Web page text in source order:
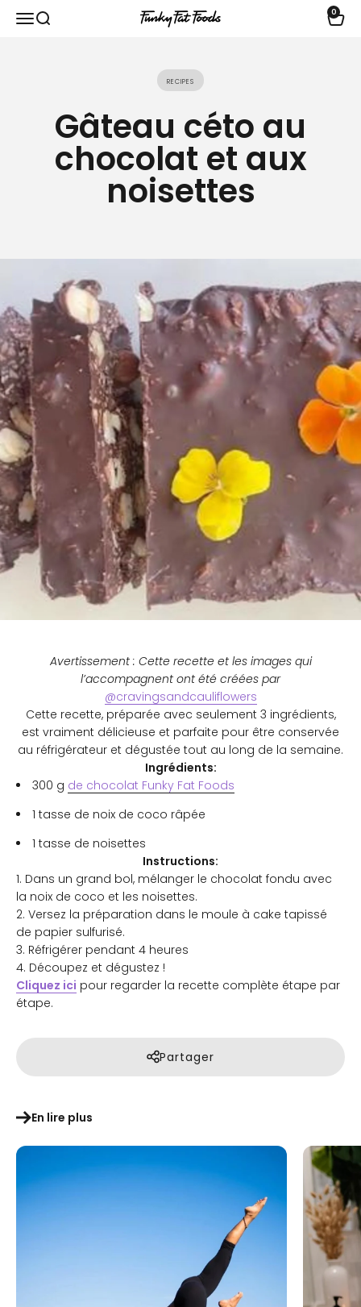
Passer au contenu
Ouvrir la navigation
Ouvrir la recherchefunkyfatfoods.com Voir
0
Recipes
Gâteau céto au
chocolat et aux
noisettes
Avertissement : Cette recette et les images qui
l’accompagnent ont été créées par
@cravingsandcauliflowers
Cette recette, préparée avec seulement 3 ingrédients,
est vraiment délicieuse et parfaite pour être conservée
au réfrigérateur et dégustée tout au long de la semaine.
Ingrédients:
300 g de chocolat Funky Fat Foods
1 tasse de noix de coco râpée
1 tasse de noisettes
Instructions:
1. Dans un grand bol, mélanger le chocolat fondu avec
la noix de coco et les noisettes.
2. Versez la préparation dans le moule à cake tapissé
de papier sulfurisé.
3. Réfrigérer pendant 4 heures
4. Découpez et dégustez !
Cliquez ici pour regarder la recette complète étape par
étape.
Partager
En lire plus